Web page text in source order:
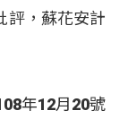
評，蘇花安計
年12月20號